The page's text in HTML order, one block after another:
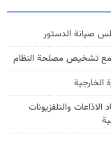
صيانة الدستور
تشخيص مصلحة النظام
الخارجية
الاذاعات والتلفزيونات